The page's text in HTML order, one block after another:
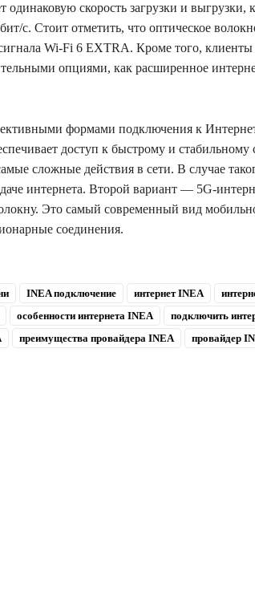
скорость загрузки и выгрузки,
с. Стоит отметить, что оптическое
Wi-Fi 6 EXTRA. Кроме того, клиенты
опциями, как расширенное
формами подключения к
доступ к быстрому и
сложные действия в сети. В случае
интернета. Второй вариант — 5G-
Это самый современный вид
соединения.
INEA подключение интернет INEA
особенности интернета INEA
подключить
преимущества провайдера INEA провайдер